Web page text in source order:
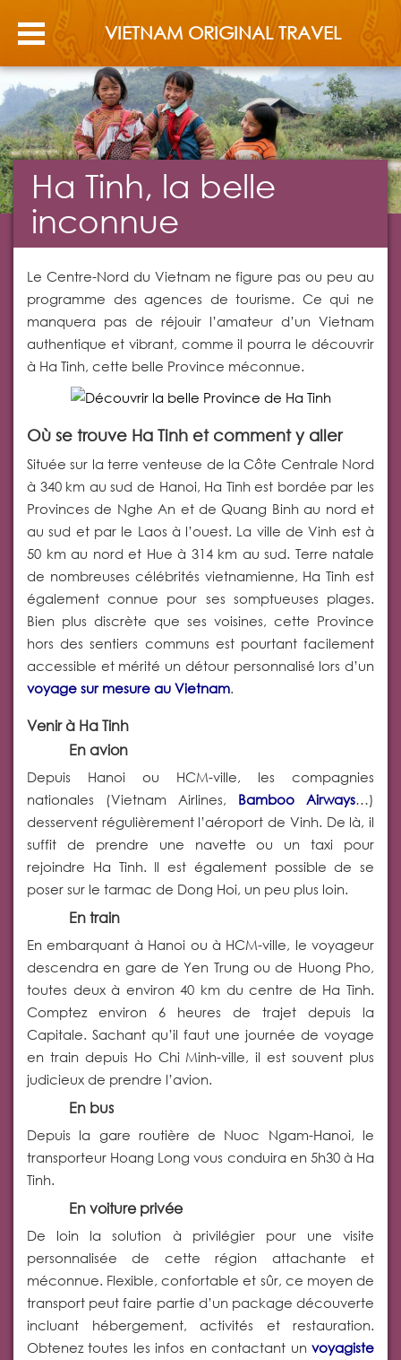
Ha Tinh, la belle
inconnue
Le Centre-Nord du Vietnam ne figure pas ou peu au
programme des agences de tourisme. Ce qui ne
manquera pas de réjouir l’amateur d’un Vietnam
authentique et vibrant, comme il pourra le découvrir
à Ha Tinh, cette belle Province méconnue.
Où se trouve Ha Tinh et comment y aller
Située sur la terre venteuse de la Côte Centrale Nord
à 340 km au sud de Hanoi, Ha Tinh est bordée par les
Provinces de Nghe An et de Quang Binh au nord et
au sud et par le Laos à l’ouest. La ville de Vinh est à
50 km au nord et Hue à 314 km au sud. Terre natale
de nombreuses célébrités vietnamienne, Ha Tinh est
également connue pour ses somptueuses plages.
Bien plus discrète que ses voisines, cette Province
hors des sentiers communs est pourtant facilement
accessible et mérité un détour personnalisé lors d’un
voyage sur mesure au Vietnam.
Venir à Ha Tinh
En avion
Depuis Hanoi ou HCM-ville, les compagnies
nationales (Vietnam Airlines, Bamboo Airways…)
desservent régulièrement l’aéroport de Vinh. De là, il
suffit de prendre une navette ou un taxi pour
rejoindre Ha Tinh. Il est également possible de se
poser sur le tarmac de Dong Hoi, un peu plus loin.
En train
En embarquant à Hanoi ou à HCM-ville, le voyageur
descendra en gare de Yen Trung ou de Huong Pho,
toutes deux à environ 40 km du centre de Ha Tinh.
Comptez environ 6 heures de trajet depuis la
Capitale. Sachant qu’il faut une journée de voyage
en train depuis Ho Chi Minh-ville, il est souvent plus
judicieux de prendre l’avion.
En bus
Depuis la gare routière de Nuoc Ngam-Hanoi, le
transporteur Hoang Long vous conduira en 5h30 à Ha
Tinh.
En voiture privée
De loin la solution à privilégier pour une visite
personnalisée de cette région attachante et
méconnue. Flexible, confortable et sûr, ce moyen de
transport peut faire partie d’un package découverte
incluant hébergement, activités et restauration.
Obtenez toutes les infos en contactant un voyagiste
VIETNAM ORIGINAL TRAVEL